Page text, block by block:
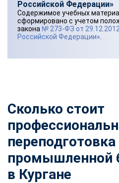
Российской Федерации»
Содержимое учебных
сформировано с учетом
закона № 273-ФЗ от
Российской Федерации»
Сколько стоит
промышленной
в Кургане